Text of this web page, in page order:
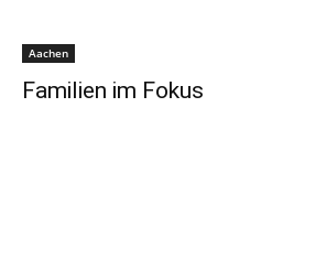
Aachen
Familien im Fokus